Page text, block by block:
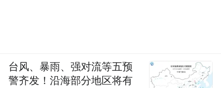
台风、暴雨、强对流等五预
警齐发！沿海部分地区将有